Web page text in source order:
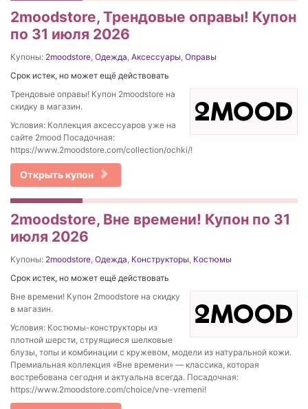
2moodstore, Трендовые оправы! Купон
по 31 июля 2026
Купоны: 2moodstore, Одежда, Аксессуары, Оправы
Срок истек, но может ещё действовать
Трендовые оправы! Купон 2moodstore на
скидку в магазин.
Условия: Коллекция аксессуаров уже на
сайте 2mood Посадочная:
https://www.2moodstore.com/collection/ochki/!
Открыть купон
2moodstore, Вне времени! Купон по 31
июля 2026
Купоны: 2moodstore, Одежда, Конструкторы, Костюмы
Срок истек, но может ещё действовать
Вне времени! Купон 2moodstore на скидку
в магазин.
Условия: Костюмы-конструкторы из
плотной шерсти, струящиеся шелковые
блузы, топы и комбинации с кружевом, модели из натуральной кожи.
Премиальная коллекция «Вне времени» — классика, которая
востребована сегодня и актуальна всегда. Посадочная:
https://www.2moodstore.com/choice/vne-vremeni!